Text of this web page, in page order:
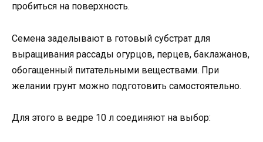
пробиться на поверхность.
Семена заделывают в готовый субстрат для
выращивания рассады огурцов, перцев, баклажанов,
обогащенный питательными веществами. При
желании грунт можно подготовить самостоятельно.
Для этого в ведре 10 л соединяют на выбор: